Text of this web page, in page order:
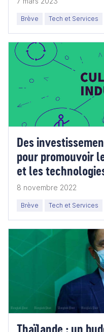
Brève Tech et Services
Des
pour promouvoir
et les
8 novembre 2022
Brève Tech et Services